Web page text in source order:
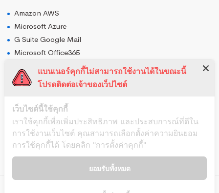
Amazon AWS
Microsoft Azure
G Suite Google Mail
Microsoft Office365
Web Speed Optimization
DevOps as a Services 24x7
Cloud Backup
Windows PC Backup
MySQL Consulting
Network Security
© 2020 Thaipcsupport.All Rights Reserved.
แบนเนอร์คุกกี้ไม่สามารถใช้งานได้ในขณะนี้
โปรดติดต่อเจ้าของเว็ปไซต์
เว็บไซต์นี้ใช้คุกกี้
เราใช้คุกกี้เพื่อเพิ่มประสิทธิภาพ และประสบการณ์ที่ดีใน
การใช้งานเว็บไซต์ คุณสามารถเลือกตั้งค่าความยินยอม
การใช้คุกกี้ได้ โดยคลิก "การตั้งค่าคุกกี้"
ยอมรับทั้งหมด